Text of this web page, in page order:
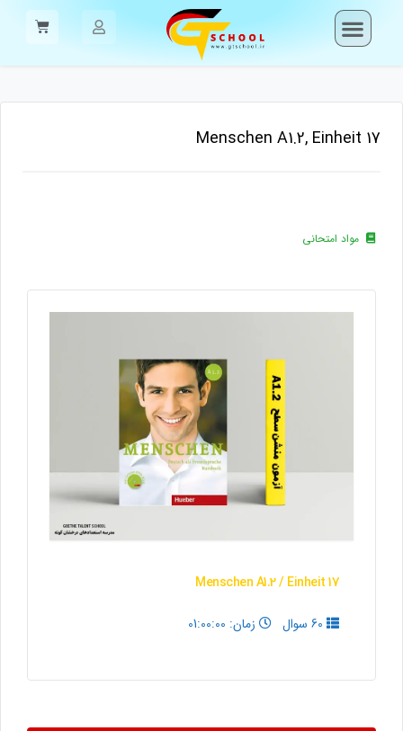
Menschen A1.2, Einheit 17
مواد امتحانی
Menschen A1.2 / Einheit 17
زمان: 01:00:00